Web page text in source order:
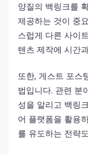
양질의 백링크를
제공하는 것이 중
스럽게 다른 사이
텐츠 제작에 시간
또한, 게스트 포스
법입니다. 관련 분
성을 알리고 백링
어 플랫폼을 활용
를 유도하는 전략